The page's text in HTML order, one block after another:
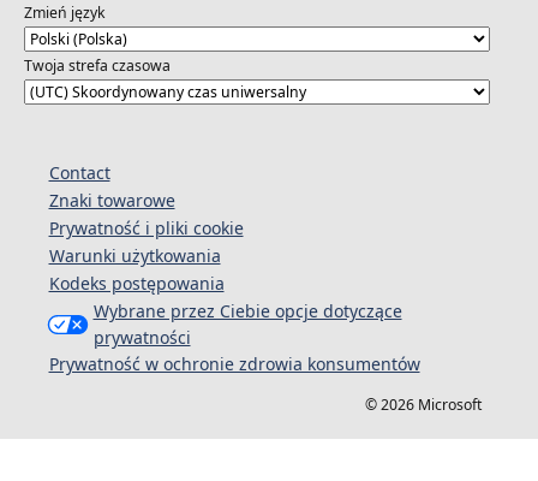
Zmień język
Twoja strefa czasowa
Contact
Znaki towarowe
Prywatność i pliki cookie
Warunki użytkowania
Kodeks postępowania
Wybrane przez Ciebie opcje dotyczące
prywatności
Prywatność w ochronie zdrowia konsumentów
© 2026 Microsoft